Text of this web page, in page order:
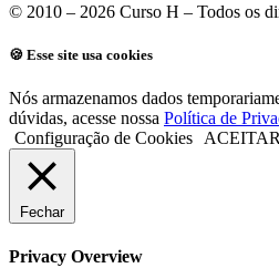
© 2010 – 2026 Curso H – Todos os
🍪 Esse site usa cookies
Nós armazenamos dados
dúvidas, acesse nossa Política de
Configuração de Cookies
ACEITAR
Fechar
Privacy Overview